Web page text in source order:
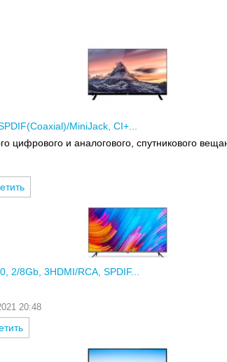
MiniJack, CI+...
цифрового и аналогового, спутникового
2/8Gb, 3HDMI/RCA, SPDIF...
20:48